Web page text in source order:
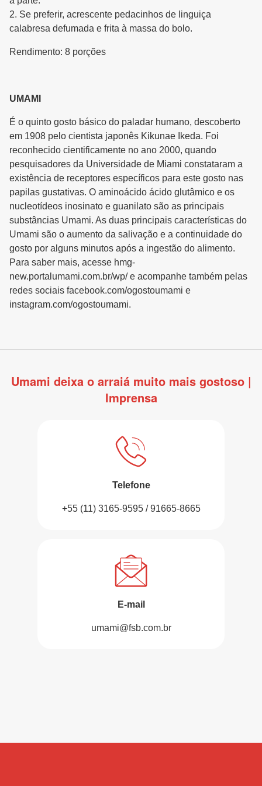
2. Se preferir, acrescente pedacinhos de linguiça
calabresa defumada e frita à massa do bolo.
Rendimento: 8 porções
UMAMI
É o quinto gosto básico do paladar humano, descoberto
em 1908 pelo cientista japonês Kikunae Ikeda. Foi
reconhecido cientificamente no ano 2000, quando
pesquisadores da Universidade de Miami constataram a
existência de receptores específicos para este gosto nas
papilas gustativas. O aminoácido ácido glutâmico e os
nucleotídeos inosinato e guanilato são as principais
substâncias Umami. As duas principais características do
Umami são o aumento da salivação e a continuidade do
gosto por alguns minutos após a ingestão do alimento.
Para saber mais, acesse hmg-
new.portalumami.com.br/wp/ e acompanhe também pelas
redes sociais facebook.com/ogostoumami e
instagram.com/ogostoumami.
Umami deixa o arraiá muito mais gostoso |
Imprensa
Telefone
+55 (11) 3165-9595 / 91665-8665
E-mail
umami@fsb.com.br